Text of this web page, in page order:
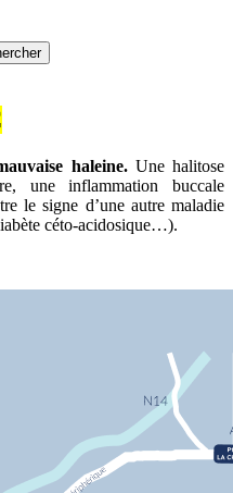
haleine.Une halitose
une inflammation buccale
le signe d’une autre maladie
céto-acidosique…).